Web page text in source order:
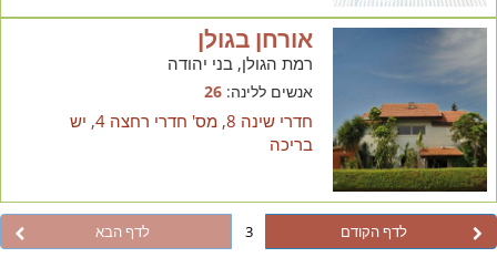
אורחן בגולן
רמת הגולן, בני יהודה
אנשים ללינה:26
חדרי שינה 8, מס' חדרי רחצה 4, יש
בריכה
לדף הקודם 3 לדף הבא